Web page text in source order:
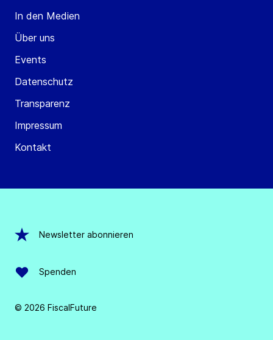
In den Medien
Über uns
Events
Datenschutz
Transparenz
Impressum
Kontakt
Newsletter abonnieren
Spenden
© 2026 FiscalFuture